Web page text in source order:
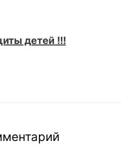
детей !!!